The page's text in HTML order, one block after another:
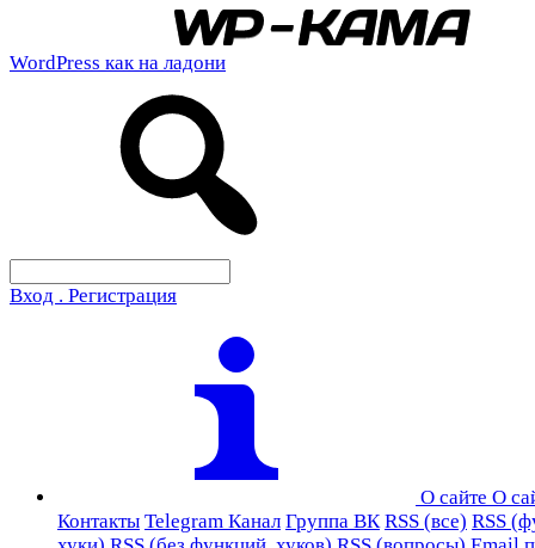
WordPress как на ладони
Вход . Регистрация
О сайте О
Контакты Telegram Канал Группа ВК RSS (все) RSS